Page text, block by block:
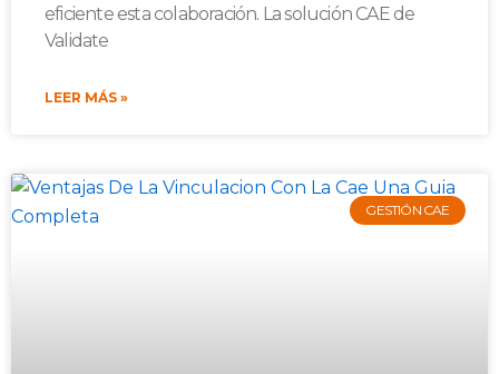
eficiente esta colaboración. La solución CAE de
Validate
LEER MÁS »
GESTIÓN CAE